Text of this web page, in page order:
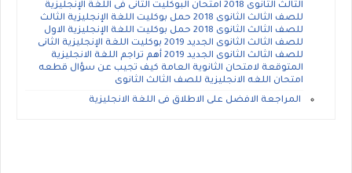
الثالث الثانوى 2018 امتحان البوكليت الثانى فى اللغة الإنجليزية
للصف الثالث الثانوى 2018 حمل بوكليت اللغة الإنجليزية الثالث
للصف الثالث الثانوى 2018 حمل بوكليت اللغة الإنجليزية الاول
للصف الثالث الثانوى الجديد 2019 بوكليت اللغة الإنجليزية الثانى
للصف الثالث الثانوى الجديد 2019 أهم تراجم اللغة الانجليزية
المتوقعة لامتحان الثانوية العامة كيف تجيب عن سؤال قطعه
امتحان اللغه الانجليزية للصف الثالث الثانوى
المراجعة الافضل على الاطلاق فى اللغة الانجليزية